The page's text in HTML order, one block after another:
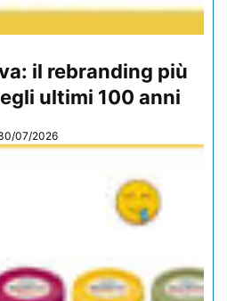
il rebranding più
ultimi 100 anni
07/2026